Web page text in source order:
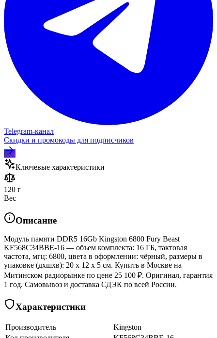
Telegram‑канал
Скидки и промокоды для подписчиков
Ключевые характеристики
120 г
Вес
Описание
Модуль памяти DDR5 16Gb Kingston 6800 Fury Beast
KF568C34BBE-16 — объем комплекта: 16 ГБ, тактовая
частота, мгц: 6800, цвета в оформлении: чёрный, размеры в
упаковке (дхшхв): 20 x 12 x 5 см. Купить в Москве на
Митинском радиорынке по цене 25 100 ₽. Оригинал, гарантия
1 год. Самовывоз и доставка СДЭК по всей России.
Характеристики
Производитель
Kingston